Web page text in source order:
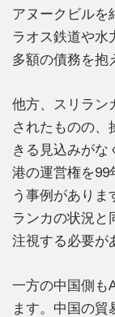
アヌークビルを
ラオス鉄道や水
多額の債務を抱
他方、スリラン
されたものの、
きる見込みがな
港の運営権を99
う事例がありま
ランカの状況と
注視する必要が
一方の中国側も
ます。中国の貿